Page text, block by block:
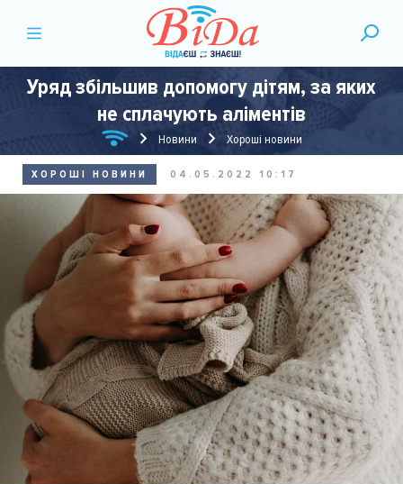
Уряд збільшив допомогу дітям, за яких
не сплачують аліментів
Новини Хороші новини
ХОРОШІ НОВИНИ 04.05.2022 10:17